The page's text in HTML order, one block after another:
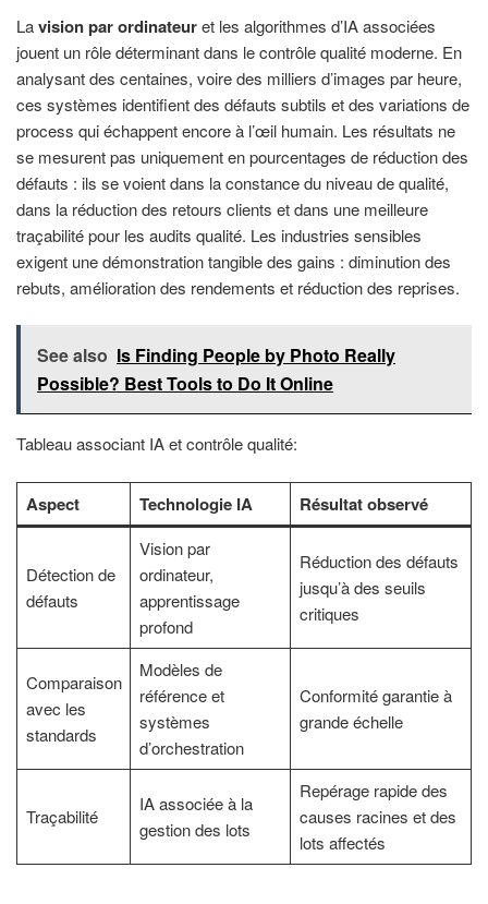
Lavision par ordinateuret les algorithmes d’IA associées
jouent un rôle déterminant dans le contrôle qualité moderne. En
analysant des centaines, voire des milliers d’images par heure,
ces systèmes identifient des défauts subtils et des variations de
process qui échappent encore à l’œil humain. Les résultats ne
se mesurent pas uniquement en pourcentages de réduction des
défauts : ils se voient dans la constance du niveau de qualité,
dans la réduction des retours clients et dans une meilleure
traçabilité pour les audits qualité. Les industries sensibles
exigent une démonstration tangible des gains : diminution des
rebuts, amélioration des rendements et réduction des reprises.
See also Is Finding People by Photo Really
Possible? Best Tools to Do It Online
Tableau associant IA et contrôle qualité:
Aspect Technologie IA Résultat observé
Détection de
défauts
Vision par
ordinateur,
apprentissage
profond
Réduction des défauts
jusqu’à des seuils
critiques
Comparaison
avec les
standards
Modèles de
référence et
systèmes
d’orchestration
Conformité garantie à
grande échelle
Traçabilité
IA associée à la
gestion des lots
Repérage rapide des
causes racines et des
lots affectés